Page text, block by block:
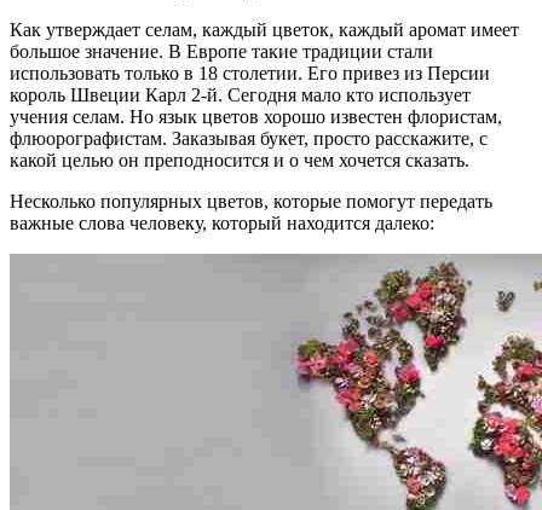
Как утверждает селам, каждый цветок, каждый аромат имеет
большое значение. В Европе такие традиции стали
использовать только в 18 столетии. Его привез из Персии
король Швеции Карл 2-й. Сегодня мало кто использует
учения селам. Но язык цветов хорошо известен флористам,
флюорографистам. Заказывая букет, просто расскажите, с
какой целью он преподносится и о чем хочется сказать.
Несколько популярных цветов, которые помогут передать
важные слова человеку, который находится далеко: